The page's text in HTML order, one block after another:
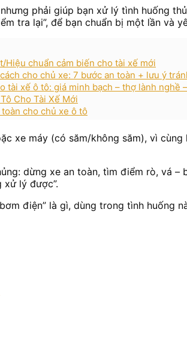
phải giúp bạn xử lý tình huống
tra lại”, để bạn chuẩn bị một lần và
Hiệu chuẩn cảm biến cho tài xế mới
cho chủ xe: 7 bước an toàn + lưu ý
xế ô tô: giá minh bạch – thợ lành nghề
Cho Tài Xế Mới
cho chủ xe ô tô
xe máy (có săm/không săm), vì
dừng xe an toàn, tìm điểm rò, vá –
xử lý được”.
điện” là gì, dùng trong tình huống